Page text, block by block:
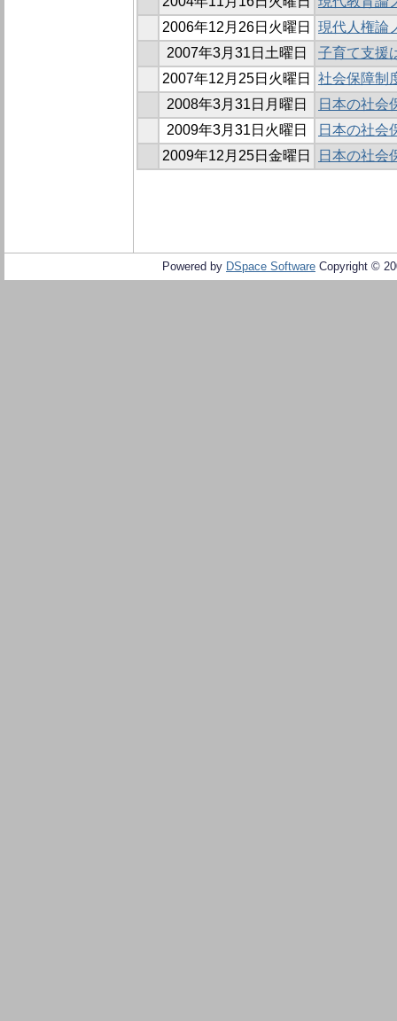
2006年12月26日火曜日
現代人権論
2007年3月31日土曜日
子育て支援
2007年12月25日火曜日
社会保障制
2008年3月31日月曜日
日本の社会
2009年3月31日火曜日
日本の社会
2009年12月25日金曜日
日本の社会
Powered by DSpace Software Copyright ©